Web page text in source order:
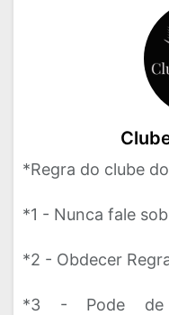
*Regra do clube
*1 - Nunca fale
*2 - Obdecer
*3 - Pode de